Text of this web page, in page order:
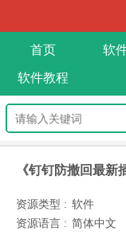
首页 软
软件教程
《钉钉防撤回最
资源类型 : 软件
资源语言 : 简体中文